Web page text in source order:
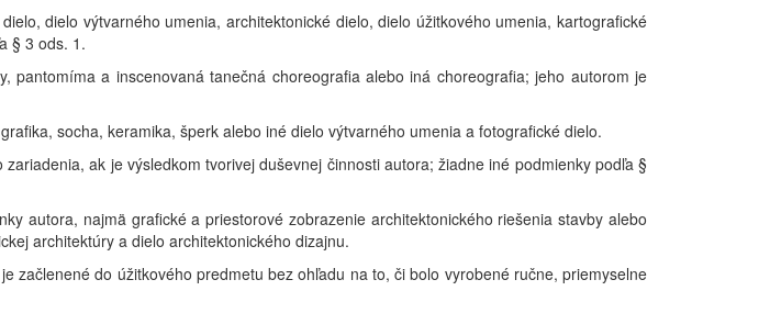
dielo výtvarného umenia, architektonické dielo, dielo úžitkového umenia, kartografické
§ 3 ods. 1.
a inscenovaná tanečná choreografia alebo iná choreografia; jeho autorom je
socha, keramika, šperk alebo iné dielo výtvarného umenia a fotografické dielo.
ak je výsledkom tvorivej duševnej činnosti autora; žiadne iné podmienky podľa §
autora, najmä grafické a priestorové zobrazenie architektonického riešenia stavby alebo
architektúry a dielo architektonického dizajnu.
začlenené do úžitkového predmetu bez ohľadu na to, či bolo vyrobené ručne, priemyselne